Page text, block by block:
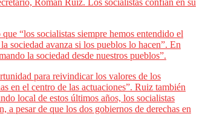
“los socialistas siempre hemos entendido el
sociedad avanza si los pueblos lo hacen”. En
la sociedad desde nuestros pueblos”.
para reivindicar los valores de los
en el centro de las actuaciones”. Ruiz también
local de estos últimos años, los socialistas
a pesar de que los dos gobiernos de derechas en